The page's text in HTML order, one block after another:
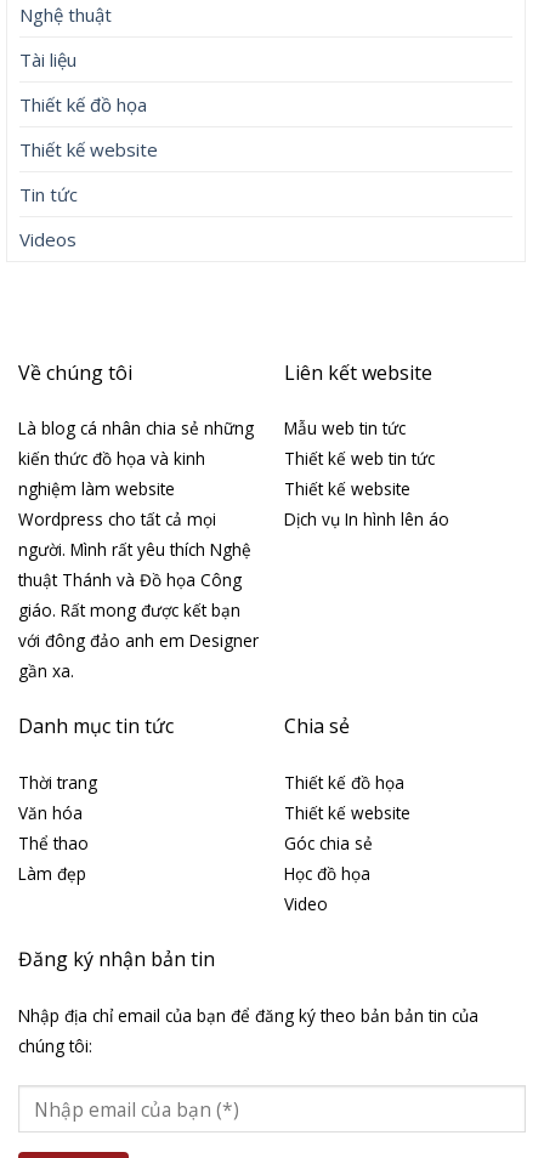
Nghệ thuật
Tài liệu
Thiết kế đồ họa
Thiết kế website
Tin tức
Videos
Về chúng tôi
Là blog cá nhân chia sẻ những
kiến thức đồ họa và kinh
nghiệm làm website
Wordpress cho tất cả mọi
người. Mình rất yêu thích Nghệ
thuật Thánh và Đồ họa Công
giáo. Rất mong được kết bạn
với đông đảo anh em Designer
gần xa.
Liên kết website
Mẫu web tin tức
Thiết kế web tin tức
Thiết kế website
Dịch vụ In hình lên áo
Danh mục tin tức
Thời trang
Văn hóa
Thể thao
Làm đẹp
Chia sẻ
Thiết kế đồ họa
Thiết kế website
Góc chia sẻ
Học đồ họa
Video
Đăng ký nhận bản tin
Nhập địa chỉ email của bạn để đăng ký theo bản bản tin của
chúng tôi: